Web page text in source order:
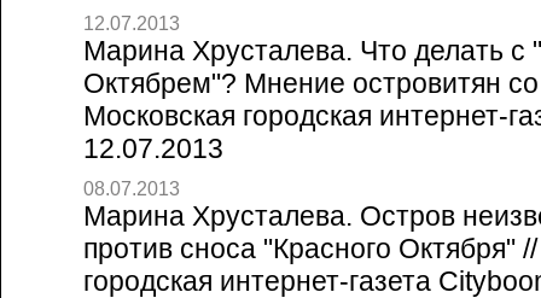
12.07.2013
Марина Хрусталева. Что делать с
Октябрем"? Мнение островитян
Московская городская интернет-
12.07.2013
08.07.2013
Марина Хрусталева. Остров
против сноса "Красного Октября"
городская интернет-газета